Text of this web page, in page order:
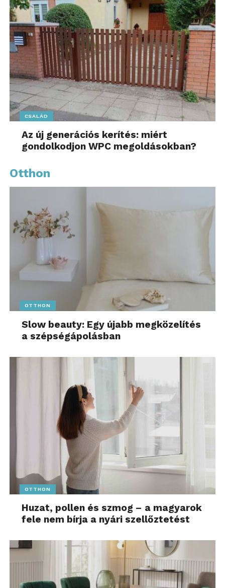
CSALÁD
Az új generációs kerítés: miért
gondolkodjon WPC megoldásokban?
Otthon
OTTHON
Slow beauty: Egy újabb megközelítés
a szépségápolásban
OTTHON
Huzat, pollen és szmog – a magyarok
fele nem bírja a nyári szellőztetést